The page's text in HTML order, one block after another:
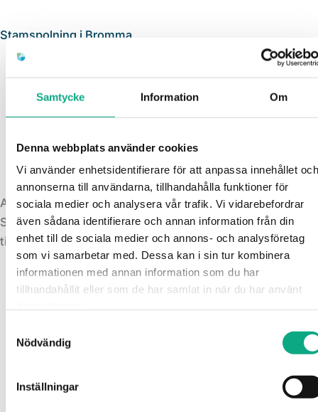
Samtycke Information Om
Denna webbplats använder cookies
Vi använder enhetsidentifierare för att anpassa innehållet och
annonserna till användarna, tillhandahålla funktioner för
sociala medier och analysera vår trafik. Vi vidarebefordrar
även sådana identifierare och annan information från din
enhet till de sociala medier och annons- och analysföretag
som vi samarbetar med. Dessa kan i sin tur kombinera
informationen med annan information som du har
tillhandahållit eller som de har samlat in när du har använt
Nödvändig
Inställningar
Stamspolning i Bromma
Avloppsspolning i Bromma
Spolbil som rensar bort avlagringar och hjälper dig få
tillbaka ett jämnt flöde när avloppet börjar strula.